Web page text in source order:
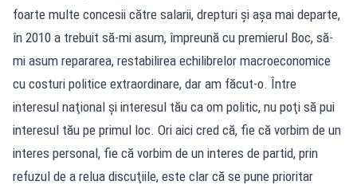
foarte multe concesii către salarii, drepturi şi aşa mai departe,
în 2010 a trebuit să-mi asum, împreună cu premierul Boc, să-
mi asum repararea, restabilirea echilibrelor macroeconomice
cu costuri politice extraordinare, dar am făcut-o. Între
interesul naţional şi interesul tău ca om politic, nu poţi să pui
interesul tău pe primul loc. Ori aici cred că, fie că vorbim de un
interes personal, fie că vorbim de un interes de partid, prin
refuzul de a relua discuţiile, este clar că se pune prioritar